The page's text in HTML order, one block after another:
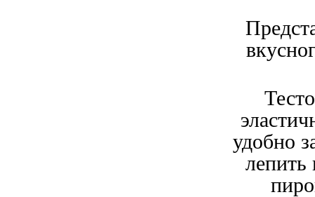
удобно
лепить